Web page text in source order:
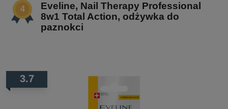
Eveline, Nail Therapy Professional
8w1 Total Action, odżywka do
paznokci
3.7